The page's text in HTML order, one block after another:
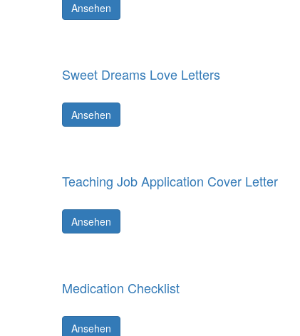
Ansehen
Sweet Dreams Love Letters
Ansehen
Teaching Job Application Cover Letter
Ansehen
Medication Checklist
Ansehen